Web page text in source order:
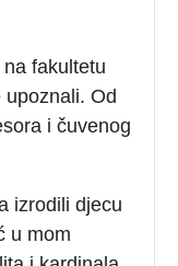
fakultetu
upoznali. Od
i čuvenog
izrodili djecu
u mom